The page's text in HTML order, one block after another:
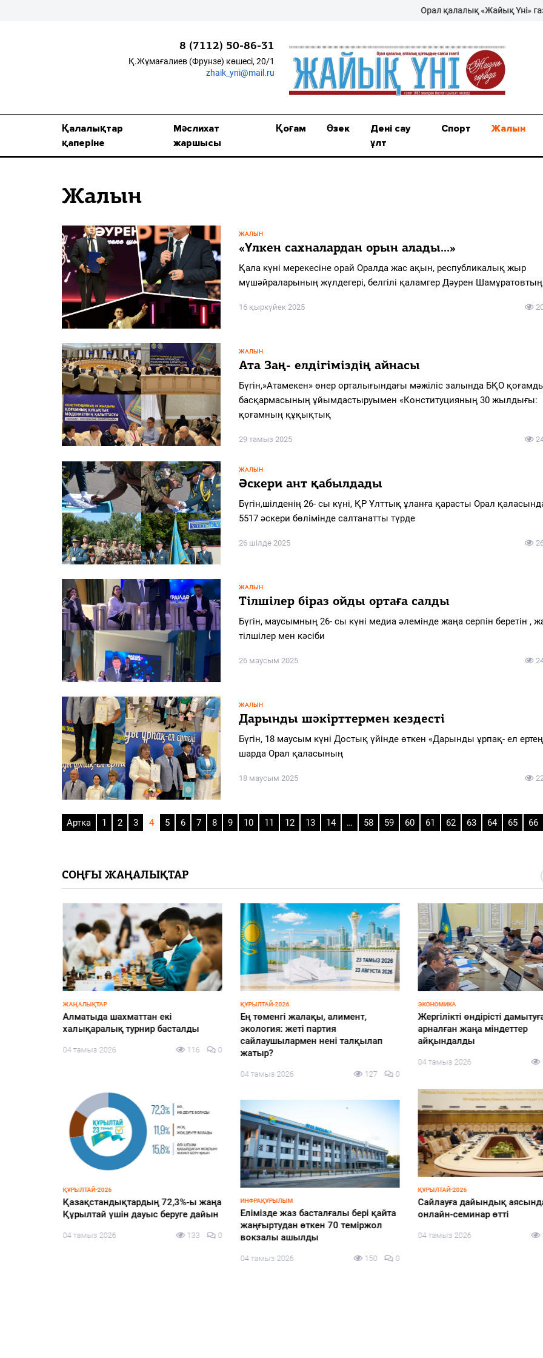
Мәслихат жаршысы
Дені сау ұлт
«Жайық үні» — 33 жыл
Орал қалалық «Жайық Үні» газеті
8 (7112) 50-86-31
Қ.Жұмағалиев (Фрунзе) көшесі, 20/1
zhaik_yni@mail.ru
Қалалықтар
қаперіне
Мәслихат
жаршысы
Қоғам Өзек
Дені сау
ұлт
Спорт Жалын
Жалын
ЖАЛЫН
«Үлкен сахналардан орын алады…»
Қала күні мерекесіне орай Оралда жас ақын, республикалық жыр
мүшәйраларының жүлдегері, белгілі қаламгер Дәурен Шамұратовтың
16 қыркүйек 2025
ЖАЛЫН
Ата Заң- елдігіміздің айнасы
Бүгін,»Атамекен» өнер орталығындағы мәжіліс залында БҚО
басқармасының ұйымдастыруымен «Конституцияның 30 жылдығы:
қоғамның құқықтық
29 тамыз 2025
ЖАЛЫН
Әскери ант қабылдады
Бүгін,шілденің 26- сы күні, ҚР Ұлттық ұланға қарасты Орал
5517 әскери бөлімінде салтанатты түрде
26 шілде 2025
ЖАЛЫН
Тілшілер біраз ойды ортаға салды
Бүгін, маусымның 26- сы күні медиа әлемінде жаңа серпін беретін ,
тілшілер мен кәсіби
26 маусым 2025
ЖАЛЫН
Дарынды шәкірттермен кездесті
Бүгін, 18 маусым күні Достық үйінде өткен «Дарынды ұрпақ- ел
шарда Орал қаласының
18 маусым 2025
Артка 1 2 3 4 5 6 7 8 9 10 11 12 13 14 … 58 59 60 61 62 63 64 65 66
СОҢҒЫ ЖАҢАЛЫҚТАР
ЖАҢАЛЫҚТАР
Алматыда шахматтан екі
халықаралық турнир басталды
04 тамыз 2026 116 0
ҚҰРЫЛТАЙ-2026
Қазақстандықтардың 72,3%-ы жаңа
Құрылтай үшін дауыс беруге дайын
04 тамыз 2026 133 0
ҚҰРЫЛТАЙ-2026
Ең төменгі жалақы, алимент,
экология: жеті партия
сайлаушылармен нені талқылап
жатыр?
04 тамыз 2026 127 0
ИНФРАҚҰРЫЛЫМ
Елімізде жаз басталғалы бері қайта
жаңғыртудан өткен 70 теміржол
вокзалы ашылды
04 тамыз 2026 150 0
ЭКОНОМИКА
Жергілікті өндірісті
арналған жаңа міндеттер
айқындалды
04 тамыз 2026
ҚҰРЫЛТАЙ-2026
Cайлауға дайындық
онлайн-семинар өтті
04 тамыз 2026